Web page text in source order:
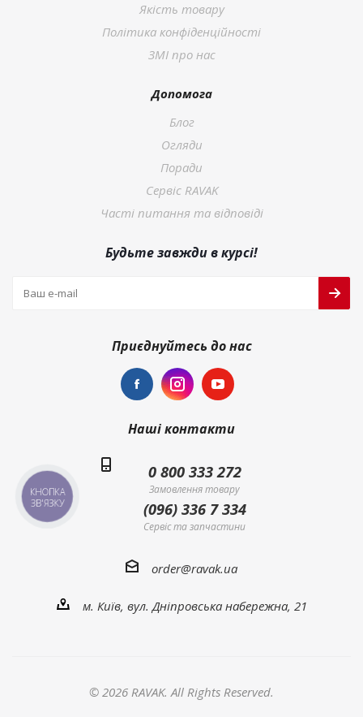
Якість товару
Політика конфіденційності
ЗМІ про нас
Допомога
Блог
Огляди
Поради
Сервіс RAVAK
Часті питання та відповіді
Будьте завжди в курсі!
Приєднуйтесь до нас
Наші контакти
0 800 333 272
Замовлення товару
(096) 336 7 334
Сервіс та запчастини
order@ravak.ua
м. Київ, вул. Дніпровська набережна, 21
© 2026 RAVAK. All Rights Reserved.
КНОПКА
ЗВ'ЯЗКУ